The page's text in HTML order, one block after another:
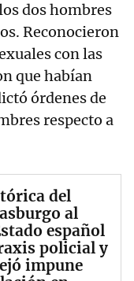
dos hombres
Reconocieron
con las
que habían
órdenes de
respecto a
del
al
español
policial y
impune